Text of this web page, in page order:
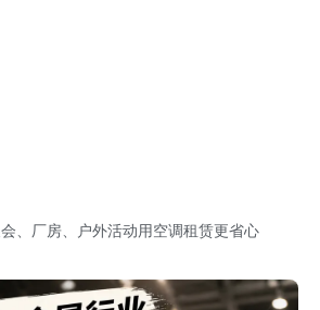
、厂房、户外活动用空调租赁更省心